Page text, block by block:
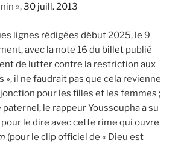
»,30 juill. 2013
lignes rédigées début 2025, le 9
avec la note 16 du billet publié
de lutter contre la restriction aux
», il ne faudrait pas que cela revienne
pour les filles et les femmes ;
paternel, le rappeur Youssoupha a su
le dire avec cette rime qui ouvre
(pour le clip officiel de « Dieu est